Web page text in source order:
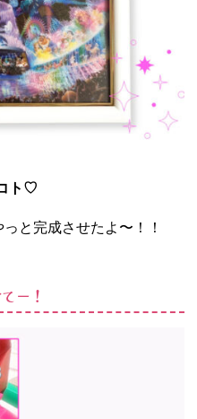
ト♡
と完成させたよ〜！！
ー！